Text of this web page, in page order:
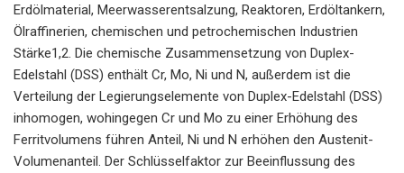
Erdölmaterial, Meerwasserentsalzung, Reaktoren, Erdöltankern,
Ölraffinerien, chemischen und petrochemischen Industrien
Stärke1,2. Die chemische Zusammensetzung von Duplex-
Edelstahl (DSS) enthält Cr, Mo, Ni und N, außerdem ist die
Verteilung der Legierungselemente von Duplex-Edelstahl (DSS)
inhomogen, wohingegen Cr und Mo zu einer Erhöhung des
Ferritvolumens führen Anteil, Ni und N erhöhen den Austenit-
Volumenanteil. Der Schlüsselfaktor zur Beeinflussung des